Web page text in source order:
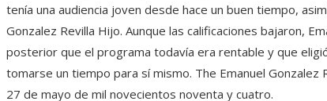
tenía una audiencia joven desde hace un buen tiempo,
Gonzalez Revilla Hijo. Aunque las calificaciones bajaron,
posterior que el programa todavía era rentable y que
tomarse un tiempo para sí mismo. The Emanuel
27 de mayo de mil novecientos noventa y cuatro.